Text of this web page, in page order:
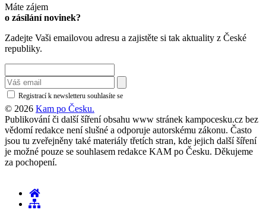
Máte zájem
o zásílání novinek?
Zadejte Vaši emailovou adresu a zajistěte si tak aktuality z České
republiky.
Registrací k newsletteru souhlasíte se
© 2026 Kam po Česku.
Publikování či další šíření obsahu www stránek kampocesku.cz bez
vědomí redakce není slušné a odporuje autorskému zákonu. Často
jsou tu zveřejněny také materiály třetích stran, kde jejich další šíření
je možné pouze se souhlasem redakce KAM po Česku. Děkujeme
za pochopení.